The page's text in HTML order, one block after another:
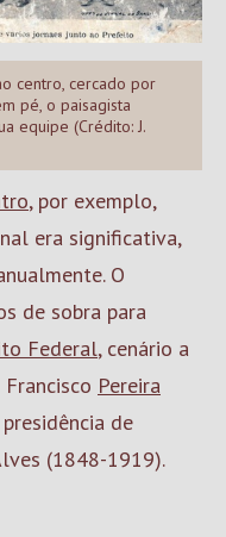
centro, cercado por
pé, o paisagista
equipe (Crédito: J.
, por exemplo,
era significativa,
O
de sobra para
Federal, cenário a
Pereira
de
(1848-1919).